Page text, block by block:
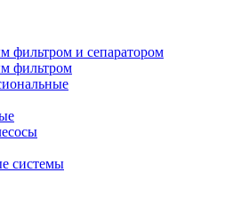
фильтром и сепаратором
фильтром
системы